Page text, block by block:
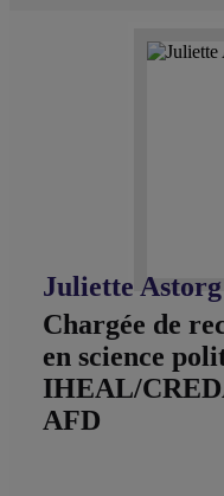
Juliette Astorg
Chargée de
en science
IHEAL/
AFD